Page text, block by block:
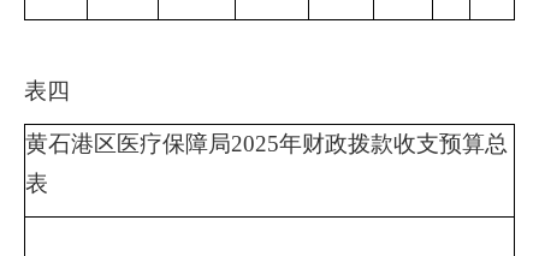
表四
黄石港区医疗保障局2025年财政拨款收支预算总
表